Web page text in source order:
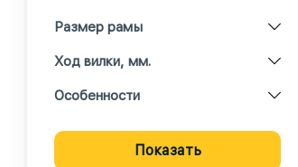
Размер рамы
Ход вилки, мм.
Особенности
Показать